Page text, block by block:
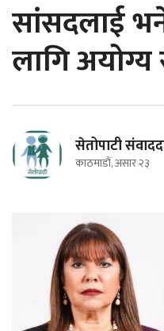
सांसदलाई
लागि
सेतोपाटी
काठमाडौं, असार २३